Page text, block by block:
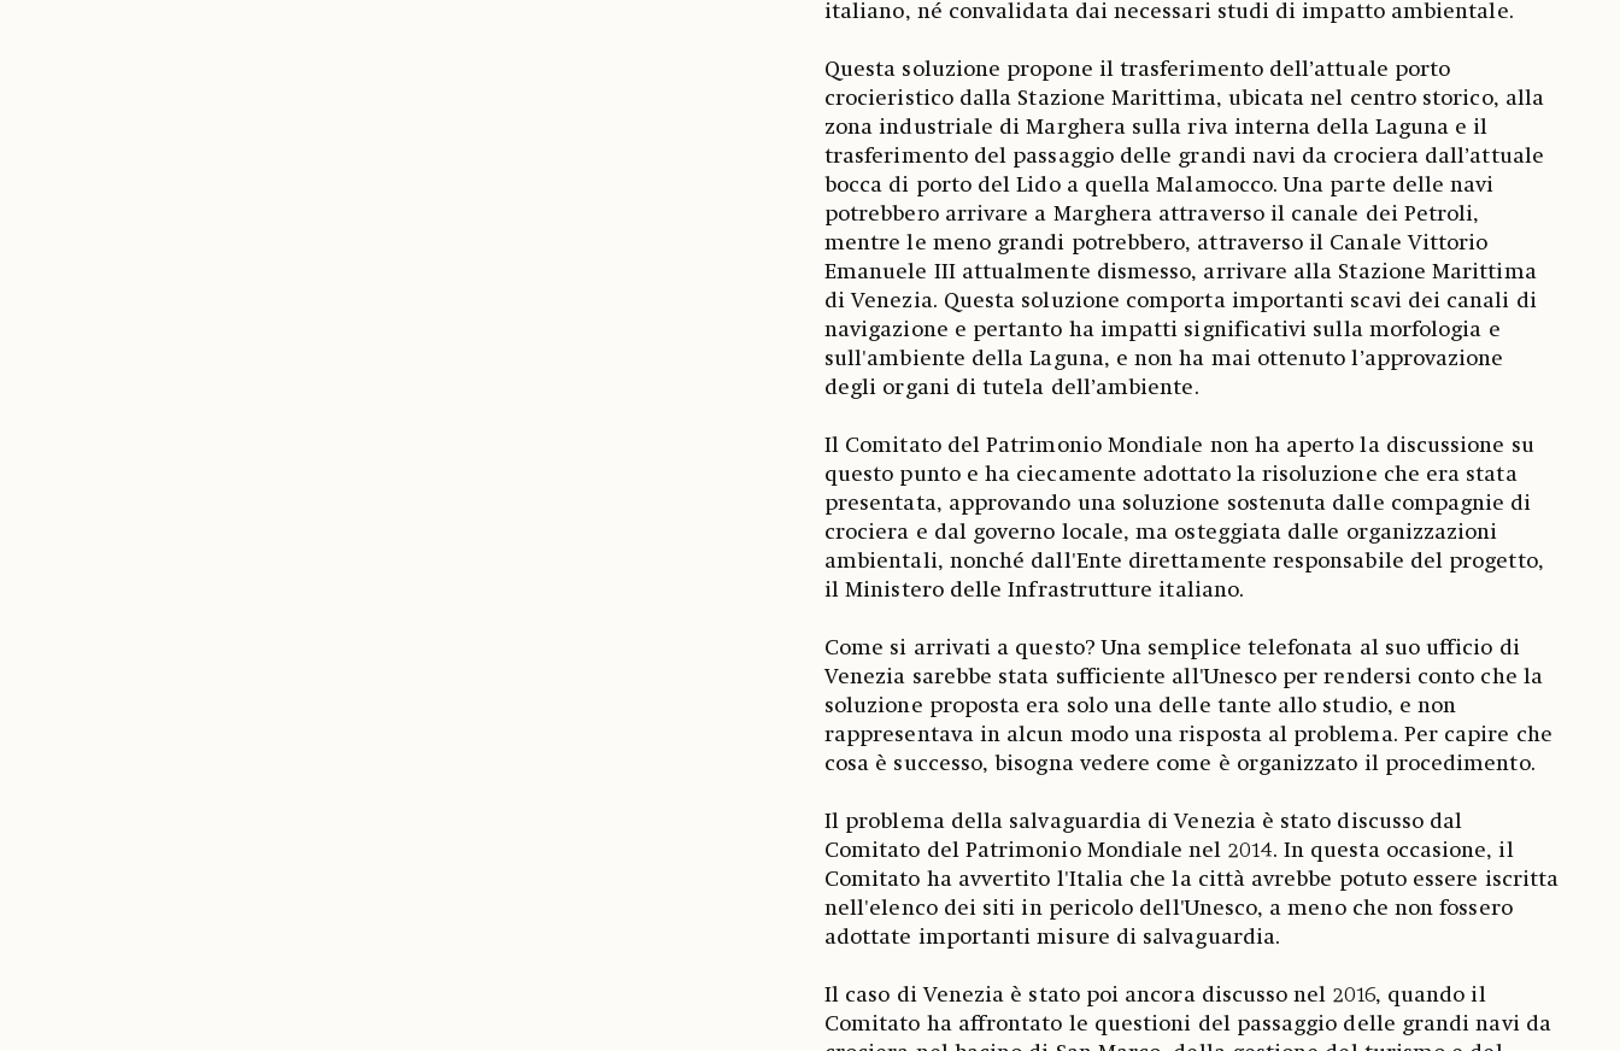
italiano, né convalidata dai necessari studi di impatto ambientale.
Questa soluzione propone il trasferimento dell’attuale porto
crocieristico dalla Stazione Marittima, ubicata nel centro storico, alla
zona industriale di Marghera sulla riva interna della Laguna e il
trasferimento del passaggio delle grandi navi da crociera dall’attuale
bocca di porto del Lido a quella Malamocco. Una parte delle navi
potrebbero arrivare a Marghera attraverso il canale dei Petroli,
mentre le meno grandi potrebbero, attraverso il Canale Vittorio
Emanuele III attualmente dismesso, arrivare alla Stazione Marittima
di Venezia. Questa soluzione comporta importanti scavi dei canali di
navigazione e pertanto ha impatti significativi sulla morfologia e
sull'ambiente della Laguna, e non ha mai ottenuto l’approvazione
degli organi di tutela dell’ambiente.
Il Comitato del Patrimonio Mondiale non ha aperto la discussione su
questo punto e ha ciecamente adottato la risoluzione che era stata
presentata, approvando una soluzione sostenuta dalle compagnie di
crociera e dal governo locale, ma osteggiata dalle organizzazioni
ambientali, nonché dall'Ente direttamente responsabile del progetto,
il Ministero delle Infrastrutture italiano.
Come si arrivati a questo? Una semplice telefonata al suo ufficio di
Venezia sarebbe stata sufficiente all'Unesco per rendersi conto che la
soluzione proposta era solo una delle tante allo studio, e non
rappresentava in alcun modo una risposta al problema. Per capire che
cosa è successo, bisogna vedere come è organizzato il procedimento.
Il problema della salvaguardia di Venezia è stato discusso dal
Comitato del Patrimonio Mondiale nel 2014. In questa occasione, il
Comitato ha avvertito l'Italia che la città avrebbe potuto essere iscritta
nell'elenco dei siti in pericolo dell'Unesco, a meno che non fossero
adottate importanti misure di salvaguardia.
Il caso di Venezia è stato poi ancora discusso nel 2016, quando il
Comitato ha affrontato le questioni del passaggio delle grandi navi da